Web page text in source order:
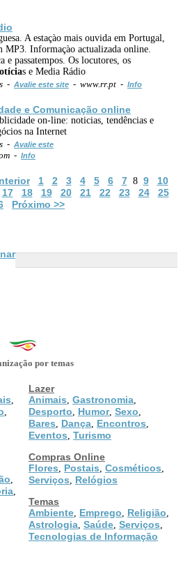
A estaçào mais ouvida em Portugal,
MP3. Informaçào actualizada online.
e passatempos. Os locutores, os
s e Media Rádio
- Avalie este site - www.rr.pt - Info
e Comunicação online
on-line: noticias, tendências e
na Internet
- Avalie este
- Info
1 2 3 4 5 6 78 9
10
17 18 19 20 21 22 23 24
25
Próximo >>
por temas
Lazer
Animais Gastronomia
Desporto Humor, Sexo
Bares Dança Encontros
Eventos Turismo
Compras Online
Flores
Postais Cosméticos
Serviços
Relógios
Temas
Ambiente Emprego Religião
Astrologia Saúde Serviços
Tecnologias de Informação